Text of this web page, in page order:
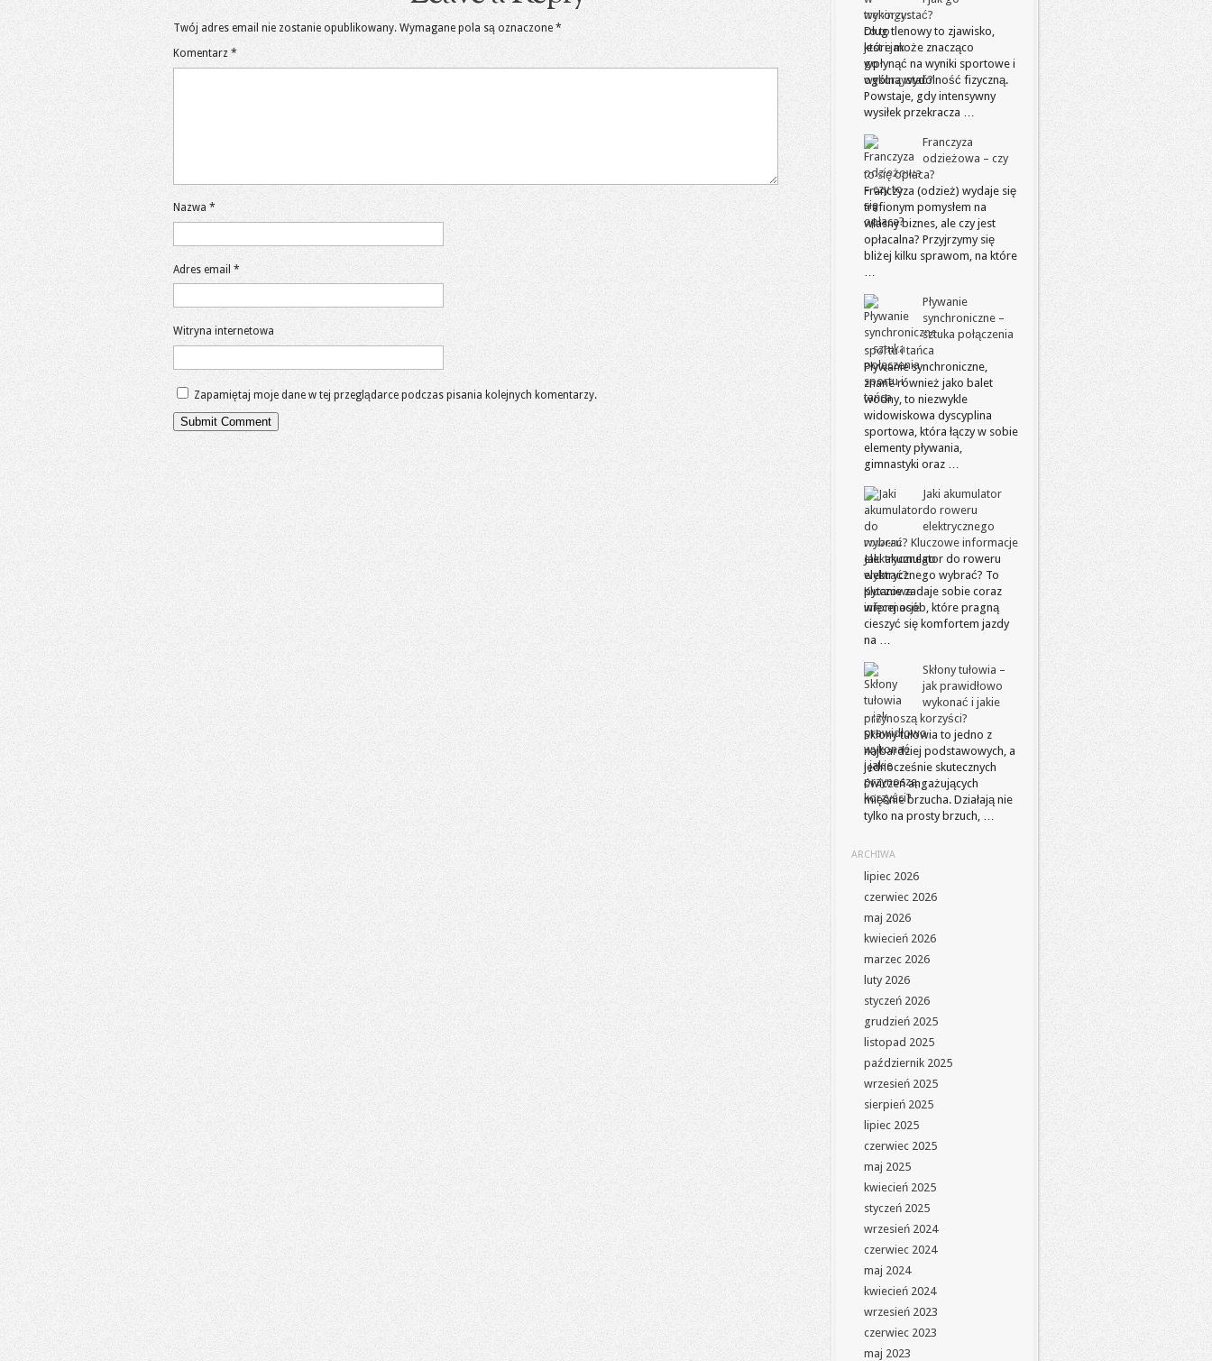
Twój adres email nie zostanie opublikowany. Wymagane pola są oznaczone *
Komentarz *
Nazwa *
Adres email *
Witryna internetowa
Zapamiętaj moje dane w tej przeglądarce podczas pisania kolejnych komentarzy.
wykorzystać?
Dług tlenowy to zjawisko,
które może znacząco
wpłynąć na wyniki sportowe i
ogólną wydolność fizyczną.
Powstaje, gdy intensywny
wysiłek przekracza …
Franczyza
odzieżowa – czy
to się opłaca?
Franczyza (odzież) wydaje się
trafionym pomysłem na
własny biznes, ale czy jest
opłacalna? Przyjrzymy się
bliżej kilku sprawom, na które
…
Pływanie
synchroniczne –
sztuka połączenia
sportu i tańca
Pływanie synchroniczne,
znane również jako balet
wodny, to niezwykle
widowiskowa dyscyplina
sportowa, która łączy w sobie
elementy pływania,
gimnastyki oraz …
Jaki akumulator
do roweru
elektrycznego
wybrać? Kluczowe informacje
Jaki akumulator do roweru
elektrycznego wybrać? To
pytanie zadaje sobie coraz
więcej osób, które pragną
cieszyć się komfortem jazdy
na …
Skłony tułowia –
jak prawidłowo
wykonać i jakie
przynoszą korzyści?
Skłony tułowia to jedno z
najbardziej podstawowych, a
jednocześnie skutecznych
ćwiczeń angażujących
mięśnie brzucha. Działają nie
tylko na prosty brzuch, …
ARCHIWA
lipiec 2026
czerwiec 2026
maj 2026
kwiecień 2026
marzec 2026
luty 2026
styczeń 2026
grudzień 2025
listopad 2025
październik 2025
wrzesień 2025
sierpień 2025
lipiec 2025
czerwiec 2025
maj 2025
kwiecień 2025
styczeń 2025
wrzesień 2024
czerwiec 2024
maj 2024
kwiecień 2024
wrzesień 2023
czerwiec 2023
maj 2023